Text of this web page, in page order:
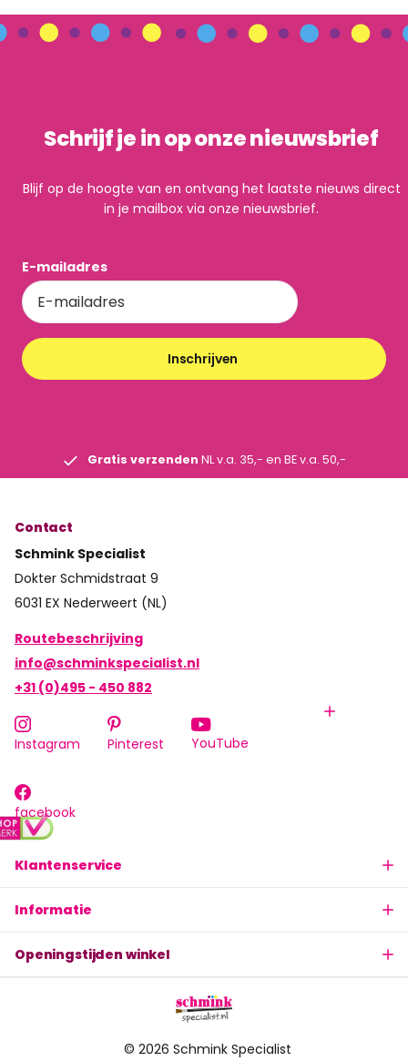
Schrijf je in op onze nieuwsbrief
Blijf op de hoogte van en ontvang het laatste nieuws direct
in je mailbox via onze nieuwsbrief.
E-mailadres
Inschrijven
Gratis verzenden NL v.a. 35,- en BE v.a. 50,-
Klantenservice
Informatie
Openingstijden winkel
Contact
Schmink Specialist
Dokter Schmidstraat 9
6031 EX Nederweert (NL)
Routebeschrijving
info@schminkspecialist.nl
+31 (0)495 - 450 882
Instagram Pinterest YouTube
facebook
© 2026 Schmink Specialist